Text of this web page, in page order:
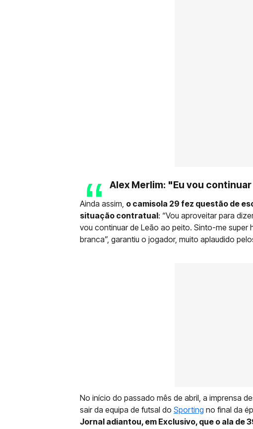
Alex Merlim: "Eu vou
Ainda assim, o camisola 29 fez questão de
situação contratual: “Vou aproveitar para
vou continuar de Leão ao peito. Sinto-me
branca”, garantiu o jogador, muito aplaudido
No início do passado mês de abril, a imprensa
sair da equipa de futsal do Sporting no final da
Jornal adiantou, em Exclusivo, que o ala de